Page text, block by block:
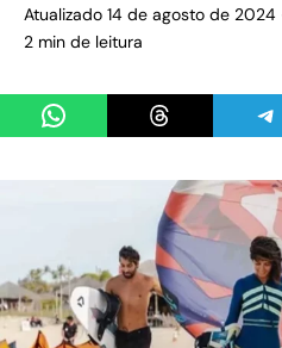
Atualizado 14 de agosto de
2 min de leitura
Share on WhatsAppShare on Threads